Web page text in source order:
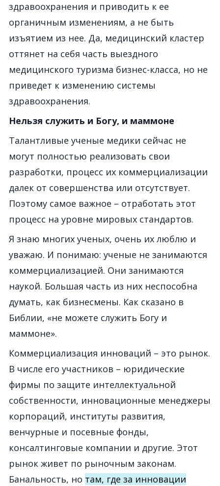
здравоохранения и приводить к ее
органичным изменениям, а не быть
изъятием из нее. Да, медицинский кластер
оттянет на себя часть выездного
медицинского туризма бизнес-класса, но не
приведет к изменению системы
здравоохранения.
Нельзя служить и Богу, и маммоне
Талантливые ученые медики сейчас не
могут полностью реализовать свои
разработки, процесс их коммерциализации
далек от совершенства или отсутствует.
Поэтому самое важное – отработать этот
процесс на уровне мировых стандартов.
Я знаю многих ученых, очень их люблю и
уважаю. И понимаю: ученые не занимаются
коммерциализацией. Они занимаются
наукой. Большая часть из них неспособна
думать, как бизнесмены. Как сказано в
Библии, «не можете служить Богу и
маммоне».
Коммерциализация инноваций – это рынок.
В числе его участников – юридические
фирмы по защите интеллектуальной
собственности, инновационные менеджеры
корпораций, институты развития,
венчурные и посевные фонды,
консалтинговые компании и другие. Этот
рынок живет по рыночным законам.
Банальность, но там, где за инновации